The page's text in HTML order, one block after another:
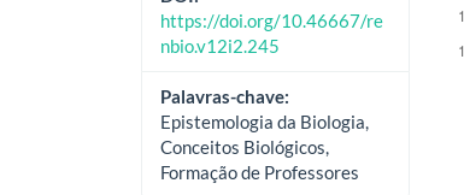
https://doi.org/10.46667/re
nbio.v12i2.245
Palavras-chave:
Epistemologia da Biologia,
Conceitos Biológicos,
Formação de Professores